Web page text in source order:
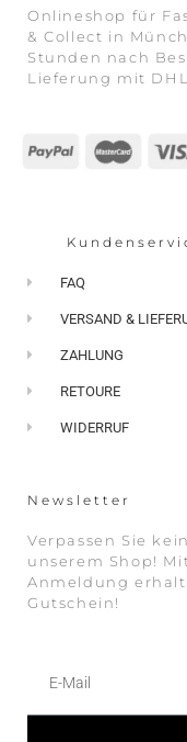
Onlineshop für
& Collect in
Stunden nach
Lieferung mit
FAQ
VERSAND &
ZAHLUNG
RETOURE
WIDERRUF
Newsletter
Verpassen Sie
unserem Shop!
Anmeldung
Gutschein!